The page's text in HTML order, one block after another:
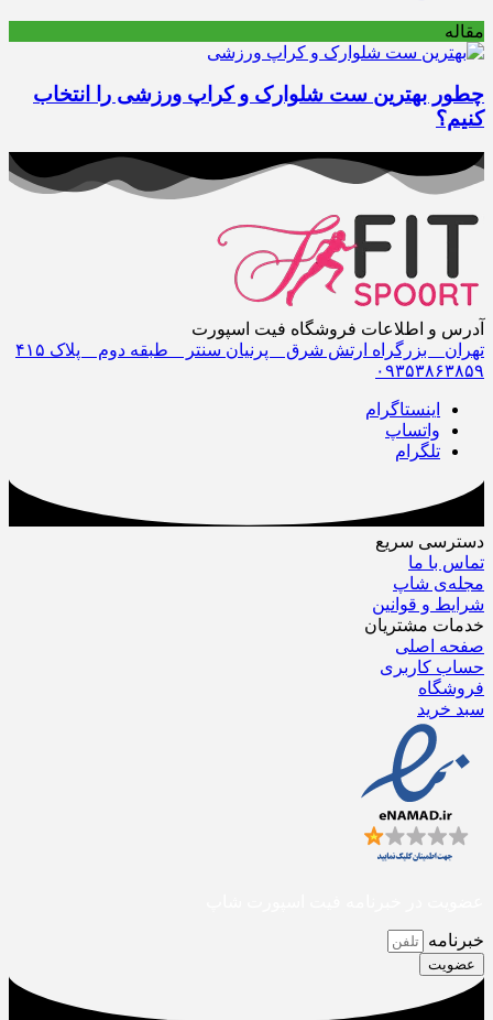
مقاله
چطور بهترین ست شلوارک و کراپ ورزشی را انتخاب
کنیم؟
آدرس و اطلاعات فروشگاه فیت اسپورت
تهران _ بزرگراه ارتش شرق _ پرنیان سنتر _ طبقه دوم _ پلاک ۴١۵
٠٩٣۵٣٨۶٣٨۵٩
اینستاگرام
واتساپ
تلگرام
دسترسی سریع
تماس با ما
مجله‌ی شاپ
شرایط و قوانین
خدمات مشتریان
صفحه اصلی
حساب کاربری
فروشگاه
سبد خرید
خبرنامه
عضویت